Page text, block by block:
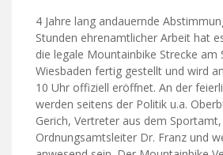
4 Jahre lang andauernde
Stunden ehrenamtlicher Arbeit hat
die legale Mountainbike Strecke am
Wiesbaden fertig gestellt und wird
10 Uhr offiziell eröffnet. An der
werden seitens der Politik u.a.
Gerich, Vertreter aus dem Sportamt,
Ordnungsamtsleiter Dr. Franz und